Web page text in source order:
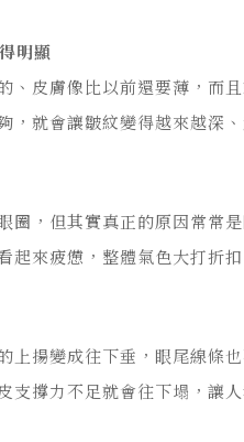
明顯
、皮膚像比以前還要薄，而
，就會讓皺紋變得越來越深
圈，但其實真正的原因常常
起來疲憊，整體氣色大打折扣
上揚變成往下垂，眼尾線條
支撐力不足就會往下塌，讓